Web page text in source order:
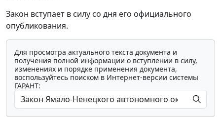
Закон вступает в силу со дня его официального
опубликования.
Для просмотра актуального текста документа и
получения полной информации о вступлении в силу,
изменениях и порядке применения документа,
воспользуйтесь поиском в Интернет-версии системы
ГАРАНТ: